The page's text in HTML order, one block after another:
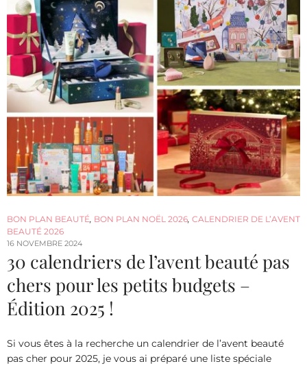
BON PLAN BEAUTÉ, BON PLAN NOËL 2026, CALENDRIER DE L’AVENT
BEAUTÉ 2026
16 NOVEMBRE 2024
30 calendriers de l’avent beauté pas
chers pour les petits budgets –
Édition 2025 !
Si vous êtes à la recherche un calendrier de l’avent beauté
pas cher pour 2025, je vous ai préparé une liste spéciale